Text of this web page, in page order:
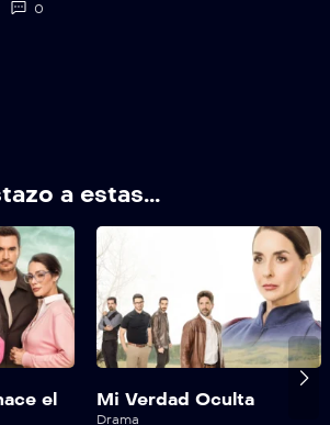
de Oro Capítulo 63
de Oro Capítulo 64
de Oro Capítulo 65
0
a estas...
el
Mi Verdad Oculta
Drama